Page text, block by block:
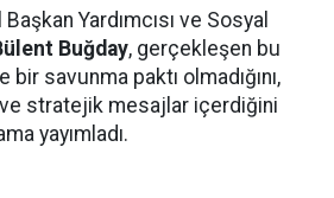
Yardımcısı ve Sosyal
Buğday, gerçekleşen bu
savunma paktı olmadığını,
ve stratejik mesajlar içerdiğini
yayımladı.